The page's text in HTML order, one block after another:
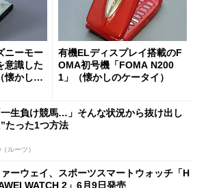
ニーモー
意識した
懐かしの
有機ELディスプレイ搭載のF
OMA初号機「FOMA N200
1」（懐かしのケータイ）
一生負け競馬…」そんな状況から抜け出し
たった1つ方法
ルーツ）
ーウェイ、スポーツスマートウォッチ「H
WATCH 2」6月9日発売